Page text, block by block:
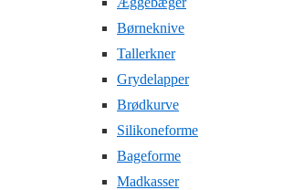
Børneknive
Tallerkner
Grydelapper
Brødkurve
Silikoneforme
Bageforme
Madkasser